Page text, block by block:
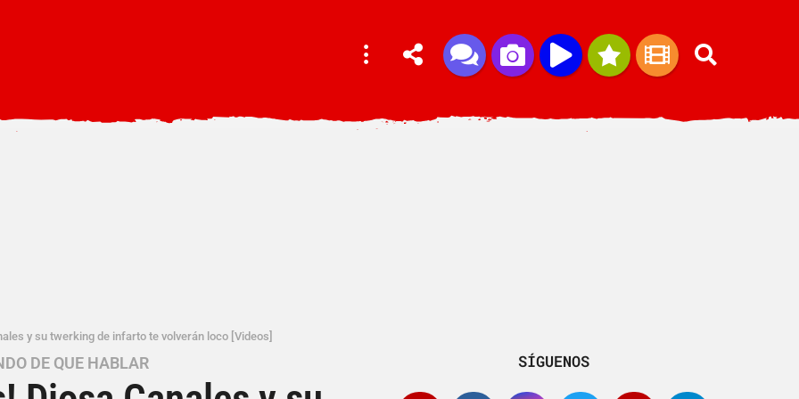
y su twerking de infarto te volverán loco [Videos]
DE QUE HABLAR SÍGUENOS